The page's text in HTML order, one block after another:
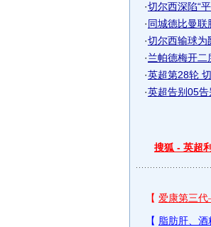
·切尔西深陷“
·同城德比曼
·切尔西输球为
·兰帕德梅开
·英超第28轮
·英超告别05告
搜狐 - 英超